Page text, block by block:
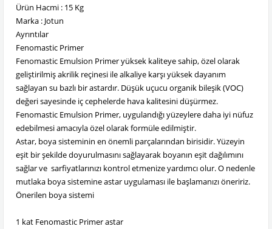
Ürün Hacmi : 15 Kg
Marka : Jotun
Ayrıntılar
Fenomastic Primer
Fenomastic Emulsion Primer yüksek kaliteye sahip, özel olarak
geliştirilmiş akrilik reçinesi ile alkaliye karşı yüksek dayanım
sağlayan su bazlı bir astardır. Düşük uçucu organik bileşik (VOC)
değeri sayesinde iç cephelerde hava kalitesini düşürmez.
Fenomastic Emulsion Primer, uygulandığı yüzeylere daha iyi nüfuz
edebilmesi amacıyla özel olarak formüle edilmiştir.
Astar, boya sisteminin en önemli parçalarından birisidir. Yüzeyin
eşit bir şekilde doyurulmasını sağlayarak boyanın eşit dağılımını
sağlar ve sarfiyatlarınızı kontrol etmenize yardımcı olur. O nedenle
mutlaka boya sistemine astar uygulaması ile başlamanızı öneririz.
Önerilen boya sistemi
1 kat Fenomastic Primer astar